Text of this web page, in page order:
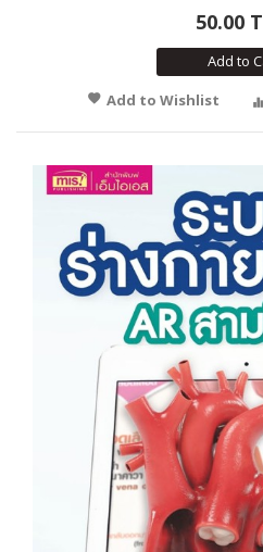
50.00
Add to
Add to Wishlist